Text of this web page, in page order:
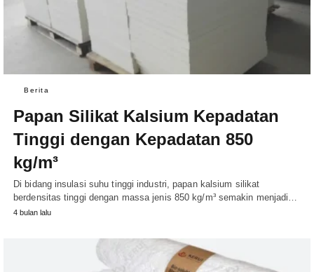
Berita
Papan Silikat Kalsium Kepadatan
Tinggi dengan Kepadatan 850
kg/m³
Di bidang insulasi suhu tinggi industri, papan kalsium silikat
berdensitas tinggi dengan massa jenis 850 kg/m³ semakin menjadi…
4 bulan lalu